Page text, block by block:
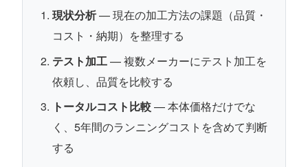
現状分析— 現在の加工方法の課題（品質・
コスト・納期）を整理する
テスト加工— 複数メーカーにテスト加工を
依頼し、品質を比較する
トータルコスト比較— 本体価格だけでな
く、5年間のランニングコストを含めて判断
する